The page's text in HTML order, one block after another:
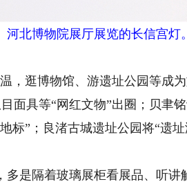
博物院展厅展览的长信宫灯
逛博物馆、游遗址公园等成
面具等“网红文物”出圈；贝聿
标”；良渚古城遗址公园将“遗
是隔着玻璃展柜看展品、听讲